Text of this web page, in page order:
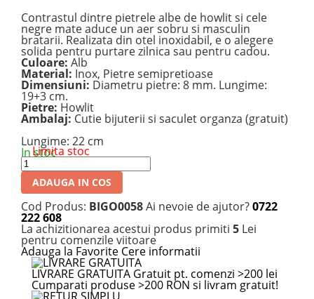
Contrastul dintre pietrele albe de howlit si cele
negre mate aduce un aer sobru si masculin
bratarii. Realizata din otel inoxidabil, e o alegere
solida pentru purtare zilnica sau pentru cadou.
Culoare: Alb
Material: Inox, Pietre semipretioase
Dimensiuni: Diametru pietre: 8 mm. Lungime:
19+3 cm.
Pietre: Howlit
Ambalaj: Cutie bijuterii si saculet organza (gratuit)
Lungime: 22 cm
In stoc
Limita stoc
ADAUGA IN COS
Cod Produs: BIGO0058Ai nevoie de ajutor?0722
222 608
La achizitionarea acestui produs primiti 5 Lei
pentru comenzile viitoare
Adauga la Favorite Cere informatii
LIVRARE GRATUITA Gratuit pt. comenzi >200 lei
Cumparati produse >200 RON si livram gratuit!